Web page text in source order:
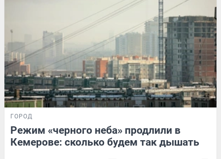
ГОРОД
Режим «черного неба» продлили в
Кемерове: сколько будем так дышать